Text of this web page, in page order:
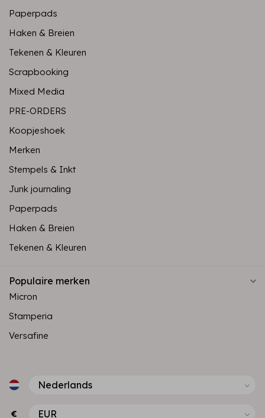
Paperpads
Haken & Breien
Tekenen & Kleuren
Scrapbooking
Mixed Media
PRE-ORDERS
Koopjeshoek
Merken
Stempels & Inkt
Junk journaling
Paperpads
Haken & Breien
Tekenen & Kleuren
Populaire merken
Micron
Stamperia
Versafine
€